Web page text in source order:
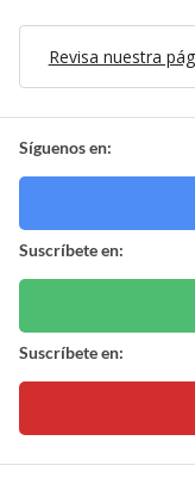
Revisa nuestra
Síguenos en:
Suscríbete en:
Suscríbete en: